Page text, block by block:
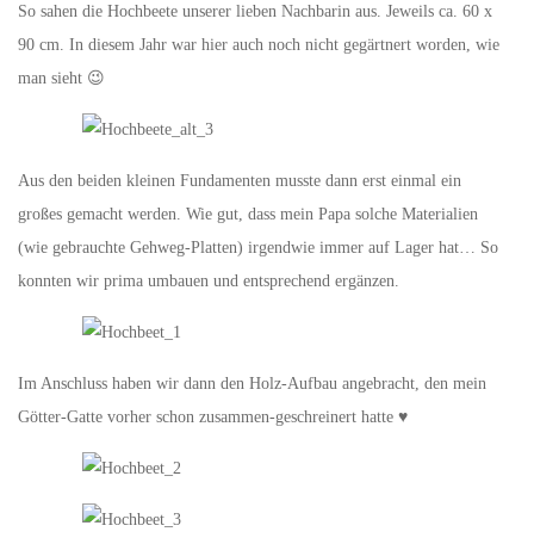
So sahen die Hochbeete unserer lieben Nachbarin aus. Jeweils ca. 60 x
90 cm. In diesem Jahr war hier auch noch nicht gegärtnert worden, wie
man sieht 😉
Aus den beiden kleinen Fundamenten musste dann erst einmal ein
großes gemacht werden. Wie gut, dass mein Papa solche Materialien
(wie gebrauchte Gehweg-Platten) irgendwie immer auf Lager hat… So
konnten wir prima umbauen und entsprechend ergänzen.
Im Anschluss haben wir dann den Holz-Aufbau angebracht, den mein
Götter-Gatte vorher schon zusammen-geschreinert hatte ♥